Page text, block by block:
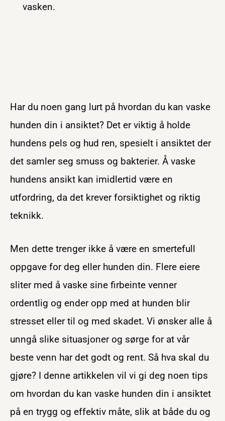
vasken.
Har du noen gang lurt på hvordan du kan vaske
hunden din i ansiktet? Det er viktig å holde
hundens pels og hud ren, spesielt i ansiktet der
det samler seg smuss og bakterier. Å vaske
hundens ansikt kan imidlertid være en
utfordring, da det krever forsiktighet og riktig
teknikk.
Men dette trenger ikke å være en smertefull
oppgave for deg eller hunden din. Flere eiere
sliter med å vaske sine firbeinte venner
ordentlig og ender opp med at hunden blir
stresset eller til og med skadet. Vi ønsker alle å
unngå slike situasjoner og sørge for at vår
beste venn har det godt og rent. Så hva skal du
gjøre? I denne artikkelen vil vi gi deg noen tips
om hvordan du kan vaske hunden din i ansiktet
på en trygg og effektiv måte, slik at både du og